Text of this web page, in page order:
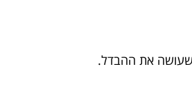
שעושה את ההבדל.